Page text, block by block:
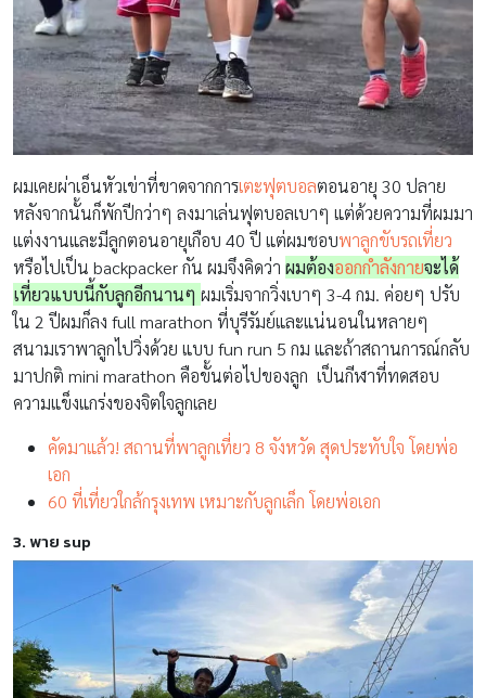
ผมเคยผ่าเอ็นหัวเข่าที่ขาดจากการเตะฟุตบอลตอนอายุ 30 ปลาย
หลังจากนั้นก็พักปีกว่าๆ ลงมาเล่นฟุตบอลเบาๆ แต่ด้วยความที่ผมมา
แต่งงานและมีลูกตอนอายุเกือบ 40 ปี แต่ผมชอบพาลูกขับรถเที่ยว
หรือไปเป็น backpacker กัน ผมจึงคิดว่า ผมต้องออกกำลังกายจะได้
เที่ยวแบบนี้กับลูกอีกนานๆ ผมเริ่มจากวิ่งเบาๆ 3-4 กม. ค่อยๆ ปรับ
ใน 2 ปีผมก็ลง full marathon ที่บุรีรัมย์และแน่นอนในหลายๆ
สนามเราพาลูกไปวิ่งด้วย แบบ fun run 5 กม และถ้าสถานการณ์กลับ
มาปกติ mini marathon คือขั้นต่อไปของลูก เป็นกีฬาที่ทดสอบ
ความแข็งแกร่งของจิตใจลูกเลย
คัดมาแล้ว! สถานที่พาลูกเที่ยว 8 จังหวัด สุดประทับใจ โดยพ่อ
เอก
60 ที่เที่ยวใกล้กรุงเทพ เหมาะกับลูกเล็ก โดยพ่อเอก
3. พาย sup